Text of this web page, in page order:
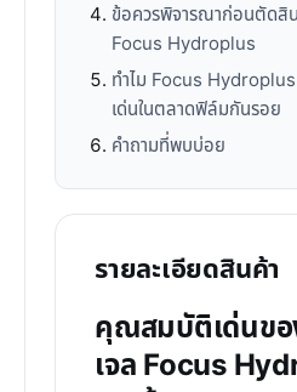
ข้อควรพิจารณาก่อนตัดสิน
Focus Hydroplus
ทำไม Focus Hydroplus
เด่นในตลาดฟิล์มกันรอย
คำถามที่พบบ่อย
รายละเอียดสินค้า
คุณสมบัติเด่นขอ
เจล Focus